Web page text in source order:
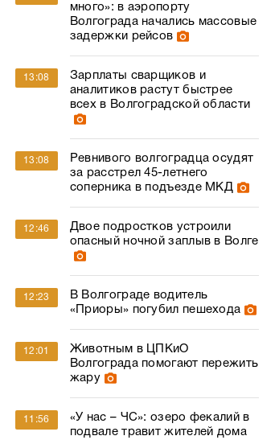
много»: в аэропорту
Волгограда начались массовые
задержки рейсов
13:08
Зарплаты сварщиков и
аналитиков растут быстрее
всех в Волгоградской области
13:08
Ревнивого волгоградца осудят
за расстрел 45-летнего
соперника в подъезде МКД
12:46
Двое подростков устроили
опасный ночной заплыв в Волге
12:23
В Волгограде водитель
«Приоры» погубил пешехода
12:01
Животным в ЦПКиО
Волгограда помогают пережить
жару
11:56
«У нас – ЧС»: озеро фекалий в
подвале травит жителей дома